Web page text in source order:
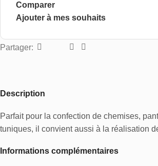
Comparer
Ajouter à mes souhaits
Partager:
Description
Parfait pour la confection de chemises,
tuniques, il convient aussi à la réalisation
Informations complémentaires